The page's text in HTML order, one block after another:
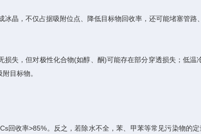
晶，不仅占据吸附位点、降低目标物回收率，还可能堵塞管路
失，但对极性化合物(如醇、酮)可能存在部分穿透损失；低温
目标物。
收率>85%。反之，若除水不全，苯、甲苯等常见污染物的